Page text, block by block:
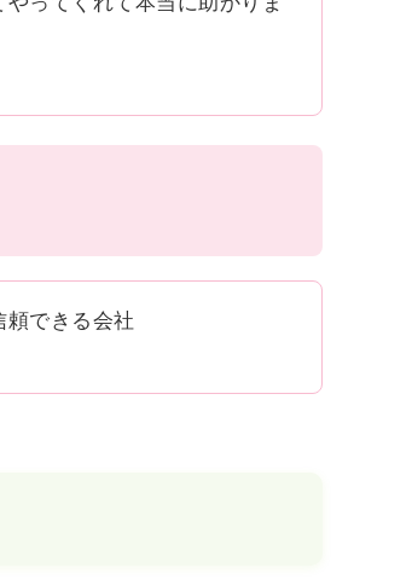
できる会社